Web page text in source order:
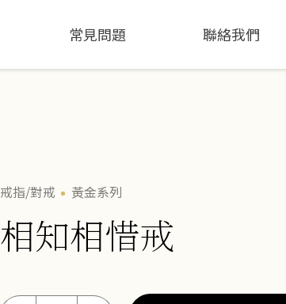
常見問題 聯絡我們
戒指/對戒 黃金系列
相知相惜戒